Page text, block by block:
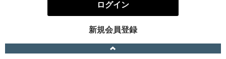
ログイン
新規会員登録